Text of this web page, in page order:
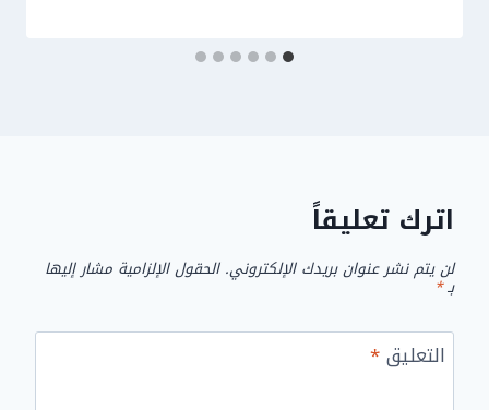
اترك تعليقاً
لن يتم نشر عنوان بريدك الإلكتروني. الحقول الإلزامية مشار إليها
بـ*
التعليق*